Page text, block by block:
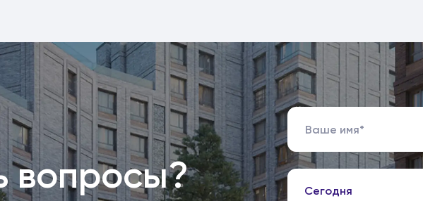
вопросы? Сегодня